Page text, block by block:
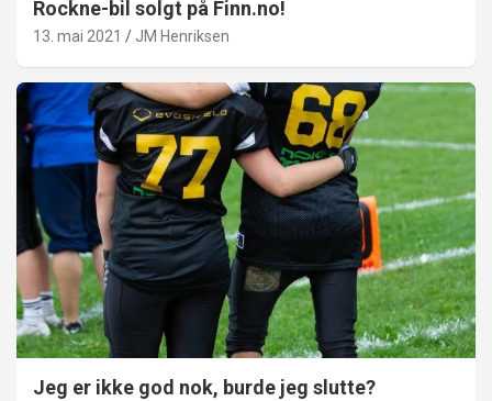
Rockne-bil solgt på Finn.no!
13. mai 2021 JM Henriksen
Jeg er ikke god nok, burde jeg slutte?